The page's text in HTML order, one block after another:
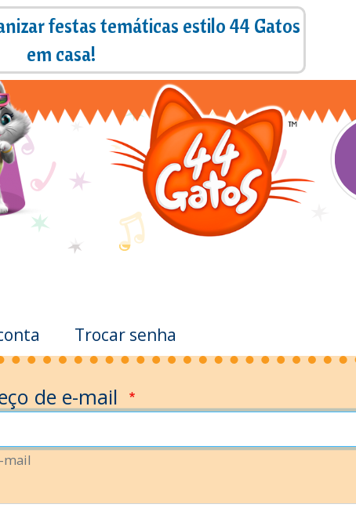
Pular
para
conteúdo
principal
festas temáticas estilo 44 Gatos
em casa!
Trocar senha
de e-mail
mail